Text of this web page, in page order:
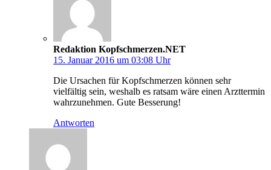
Redaktion Kopfschmerzen.NET
15. Januar 2016 um 03:08 Uhr
Die Ursachen für Kopfschmerzen können sehr
vielfältig sein, weshalb es ratsam wäre einen Arzttermin
wahrzunehmen. Gute Besserung!
Antworten